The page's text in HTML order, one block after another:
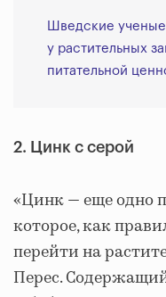
Шведские
у растительных
питательной
2. Цинк с серой
«Цинк — еще одно
которое, как
перейти на
Перес.